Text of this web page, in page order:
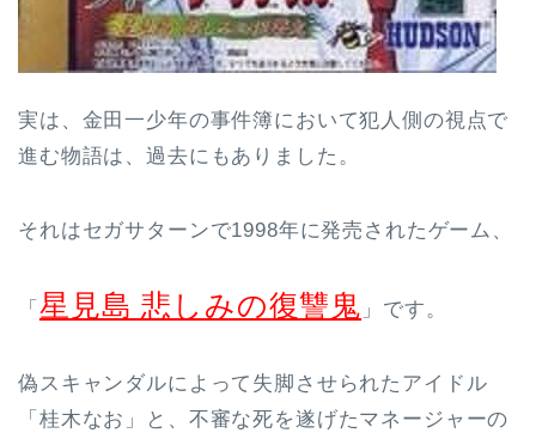
実は、金田一少年の事件簿において犯人側の視点で
進む物語は、過去にもありました。
それはセガサターンで1998年に発売されたゲーム、
「 星見島 悲しみの復讐鬼 」です。
偽スキャンダルによって失脚させられたアイドル
「桂木なお」と、不審な死を遂げたマネージャーの